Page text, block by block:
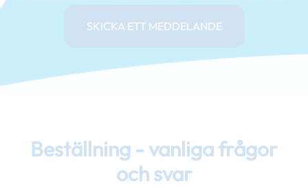
SKICKA ETT MEDDELANDE
Beställning - vanliga frågor
och svar